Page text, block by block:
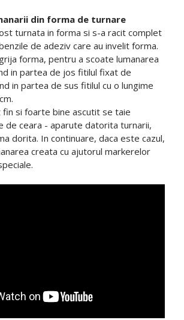
din forma de turnare
turnata in forma si s-a racit complet
de adeziv care au invelit forma.
forma, pentru a scoate lumanarea
in partea de jos fitilul fixat de
in partea de sus fitilul cu o lungime
fin si foarte bine ascutit se taie
de ceara - aparute datorita turnarii,
dorita. In continuare, daca este cazul,
creata cu ajutorul markerelor